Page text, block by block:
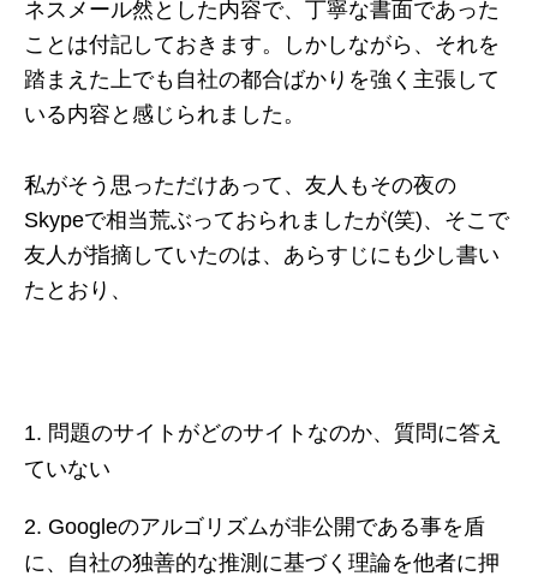
ネスメール然とした内容で、丁寧な書面であった
ことは付記しておきます。しかしながら、それを
踏まえた上でも自社の都合ばかりを強く主張して
いる内容と感じられました。
私がそう思っただけあって、友人もその夜の
Skypeで相当荒ぶっておられましたが(笑)、そこで
友人が指摘していたのは、あらすじにも少し書い
たとおり、
問題のサイトがどのサイトなのか、質問に答え
ていない
Googleのアルゴリズムが非公開である事を盾
に、自社の独善的な推測に基づく理論を他者に押